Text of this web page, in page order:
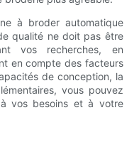
à broder automatique
qualité ne doit pas être
vos recherches, en
en compte des facteurs
de conception, la
vous pouvez
vos besoins et à votre